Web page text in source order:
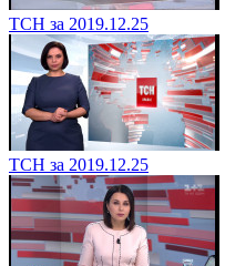
ТСН за 2019.12.25
ТСН за 2019.12.25